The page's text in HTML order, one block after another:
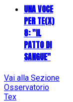
UNA VOCE
PER TE(X)
8: "IL
PATTO DI
SANGUE"
Vai alla Sezione
Osservatorio
Tex